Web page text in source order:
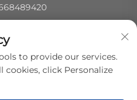
protected]
to provide our services.
click Personalize